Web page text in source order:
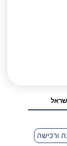
במייל
ורכישה